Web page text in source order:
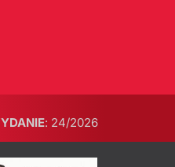
: 24/2026